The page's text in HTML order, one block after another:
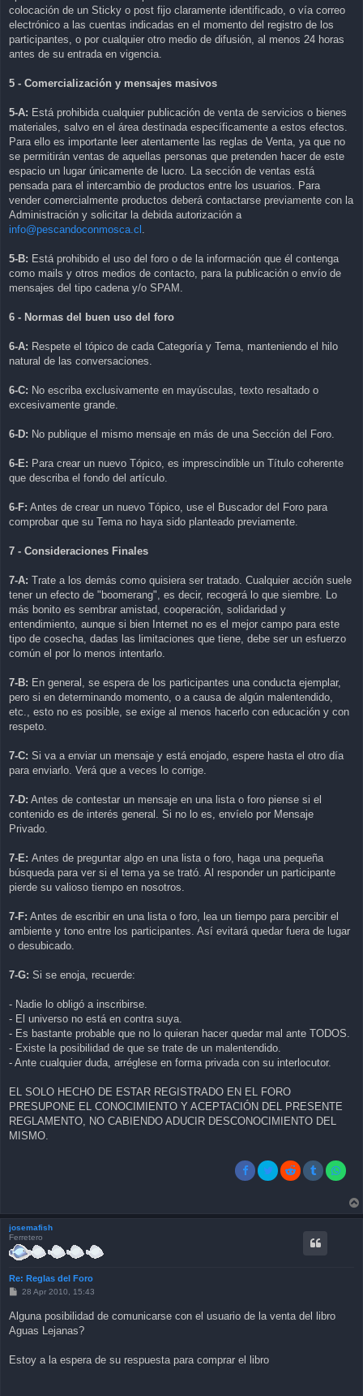
colocación de un Sticky o post fijo claramente identificado, o vía correo
electrónico a las cuentas indicadas en el momento del registro de los
participantes, o por cualquier otro medio de difusión, al menos 24 horas
antes de su entrada en vigencia.
5 - Comercialización y mensajes masivos
5-A: Está prohibida cualquier publicación de venta de servicios o bienes
materiales, salvo en el área destinada específicamente a estos efectos.
Para ello es importante leer atentamente las reglas de Venta, ya que no
se permitirán ventas de aquellas personas que pretenden hacer de este
espacio un lugar únicamente de lucro. La sección de ventas está
pensada para el intercambio de productos entre los usuarios. Para
vender comercialmente productos deberá contactarse previamente con la
Administración y solicitar la debida autorización a
info@pescandoconmosca.cl .
5-B: Está prohibido el uso del foro o de la información que él contenga
como mails y otros medios de contacto, para la publicación o envío de
mensajes del tipo cadena y/o SPAM.
6 - Normas del buen uso del foro
6-A: Respete el tópico de cada Categoría y Tema, manteniendo el hilo
natural de las conversaciones.
6-C: No escriba exclusivamente en mayúsculas, texto resaltado o
excesivamente grande.
6-D: No publique el mismo mensaje en más de una Sección del Foro.
6-E: Para crear un nuevo Tópico, es imprescindible un Título coherente
que describa el fondo del artículo.
6-F: Antes de crear un nuevo Tópico, use el Buscador del Foro para
comprobar que su Tema no haya sido planteado previamente.
7 - Consideraciones Finales
7-A: Trate a los demás como quisiera ser tratado. Cualquier acción suele
tener un efecto de "boomerang", es decir, recogerá lo que siembre. Lo
más bonito es sembrar amistad, cooperación, solidaridad y
entendimiento, aunque si bien Internet no es el mejor campo para este
tipo de cosecha, dadas las limitaciones que tiene, debe ser un esfuerzo
común el por lo menos intentarlo.
7-B: En general, se espera de los participantes una conducta ejemplar,
pero si en determinando momento, o a causa de algún malentendido,
etc., esto no es posible, se exige al menos hacerlo con educación y con
respeto.
7-C: Si va a enviar un mensaje y está enojado, espere hasta el otro día
para enviarlo. Verá que a veces lo corrige.
7-D: Antes de contestar un mensaje en una lista o foro piense si el
contenido es de interés general. Si no lo es, envíelo por Mensaje
Privado.
7-E: Antes de preguntar algo en una lista o foro, haga una pequeña
búsqueda para ver si el tema ya se trató. Al responder un participante
pierde su valioso tiempo en nosotros.
7-F: Antes de escribir en una lista o foro, lea un tiempo para percibir el
ambiente y tono entre los participantes. Así evitará quedar fuera de lugar
o desubicado.
7-G: Si se enoja, recuerde:
- Nadie lo obligó a inscribirse.
- El universo no está en contra suya.
- Es bastante probable que no lo quieran hacer quedar mal ante TODOS.
- Existe la posibilidad de que se trate de un malentendido.
- Ante cualquier duda, arréglese en forma privada con su interlocutor.
EL SOLO HECHO DE ESTAR REGISTRADO EN EL FORO
PRESUPONE EL CONOCIMIENTO Y ACEPTACIÓN DEL PRESENTE
REGLAMENTO, NO CABIENDO ADUCIR DESCONOCIMIENTO DEL
MISMO.
josemafish
Ferretero
Re: Reglas del Foro
P
t
28 Apr 2010, 15:43
Alguna posibilidad de comunicarse con el usuario de la venta del libro
Aguas Lejanas?
Estoy a la espera de su respuesta para comprar el libro